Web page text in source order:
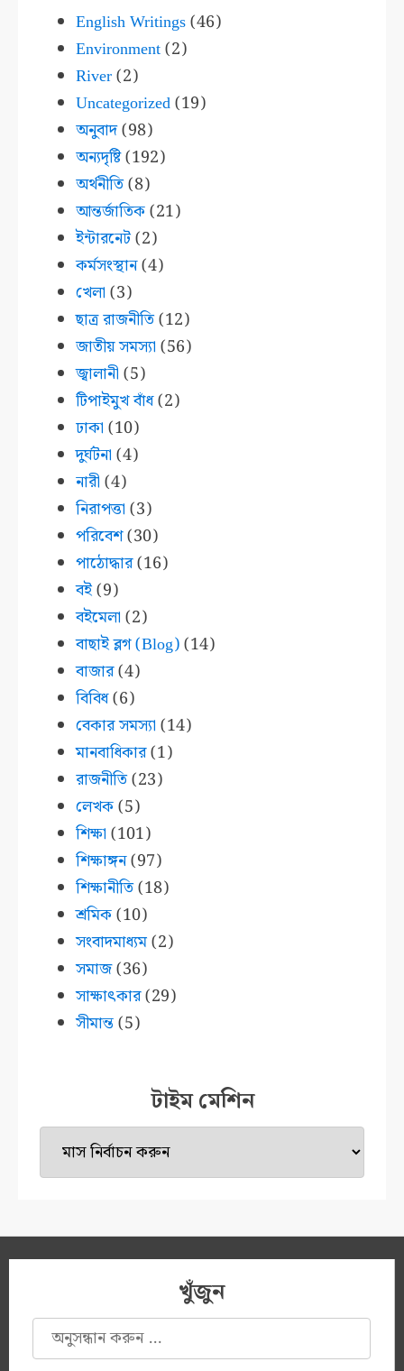
English Writings(46)
Environment(2)
River(2)
Uncategorized(19)
অনুবাদ(98)
অন্যদৃষ্টি(192)
অর্থনীতি(8)
আন্তর্জাতিক(21)
ইন্টারনেট(2)
কর্মসংস্থান(4)
খেলা (3)
ছাত্র রাজনীতি(12)
জাতীয় সমস্যা (56)
জ্বালানী (5)
টিপাইমুখ বাঁধ(2)
ঢাকা (10)
দুর্ঘটনা (4)
নারী (4)
নিরাপত্তা (3)
পরিবেশ(30)
পাঠোদ্ধার(16)
বই(9)
বইমেলা (2)
বাছাই ব্লগ (Blog)(14)
বাজার(4)
বিবিধ(6)
বেকার সমস্যা (14)
মানবাধিকার(1)
রাজনীতি(23)
লেখক(5)
শিক্ষা (101)
শিক্ষাঙ্গন(97)
শিক্ষানীতি(18)
শ্রমিক(10)
সংবাদমাধ্যম(2)
সমাজ(36)
সাক্ষাৎকার(29)
সীমান্ত(5)
টাইম মেশিন
টাইম
মেশিন
খুঁজুন
অনুসন্ধানঃ